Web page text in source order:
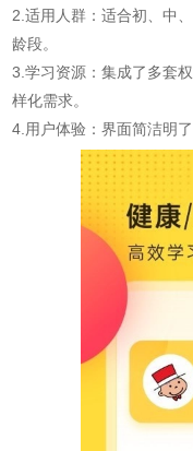
2.适用人群：适合初、中
龄段。
3.学习资源：集成了多套
样化需求。
4.用户体验：界面简洁明